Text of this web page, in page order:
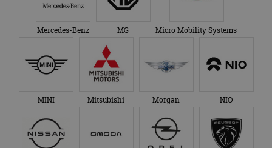
Mercedes-Benz MG Micro Mobility Systems
MINI Mitsubishi Morgan NIO